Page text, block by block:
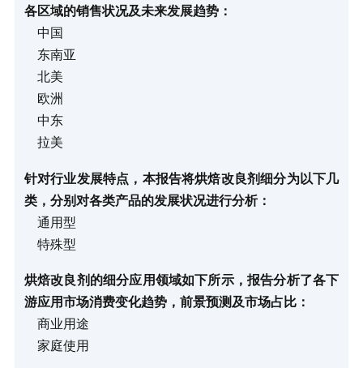
各区域的销售状况及未来发展趋势：
中国
东南亚
北美
欧洲
中东
拉美
针对行业发展特点，本报告将烘焙改良剂细分为以下几
类，分别对各类产品的发展状况进行分析：
通用型
特殊型
烘焙改良剂的细分应用领域如下所示，报告分析了各下
游应用市场消费变化趋势，前景预测及市场占比：
商业用途
家庭使用